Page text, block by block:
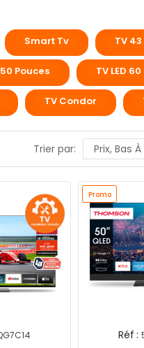
Smart Tv TV
50 Pouces TV LED
TV Condor
Trier par: Prix, Bas
Promo
Réf :